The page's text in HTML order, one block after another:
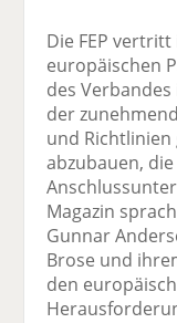
Die FEP
europäischen
des
der
und Richtlinien
abzubauen,
Magazin
Gunnar
Brose und
den